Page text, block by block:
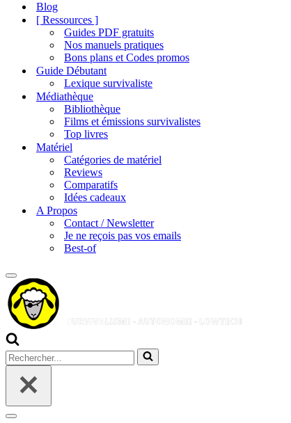
Blog
[ Ressources ]
Guides PDF gratuits
Nos manuels pratiques
Bons plans et Codes promos
Guide Débutant
Lexique survivaliste
Médiathèque
Bibliothèque
Films et émissions survivalistes
Top livres
Matériel
Catégories de matériel
Reviews
Comparatifs
Idées cadeaux
A Propos
Contact / Newsletter
Je ne reçois pas vos emails
Best-of
Menu
de
navigation
Rechercher...
Menu